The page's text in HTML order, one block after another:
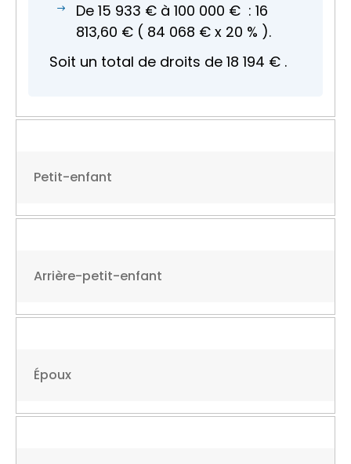
De 15 933 € à 100 000 € : 16
813,60 € ( 84 068 € x 20 % ).
Soit un total de droits de 18 194 € .
Petit-enfant
Arrière-petit-enfant
Époux